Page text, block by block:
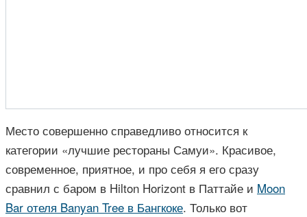
Место совершенно справедливо относится к
категории «лучшие рестораны Самуи». Красивое,
современное, приятное, и про себя я его сразу
сравнил с баром в Hilton Horizont в Паттайе и Moon
Bar отеля Banyan Tree в Бангкоке. Только вот